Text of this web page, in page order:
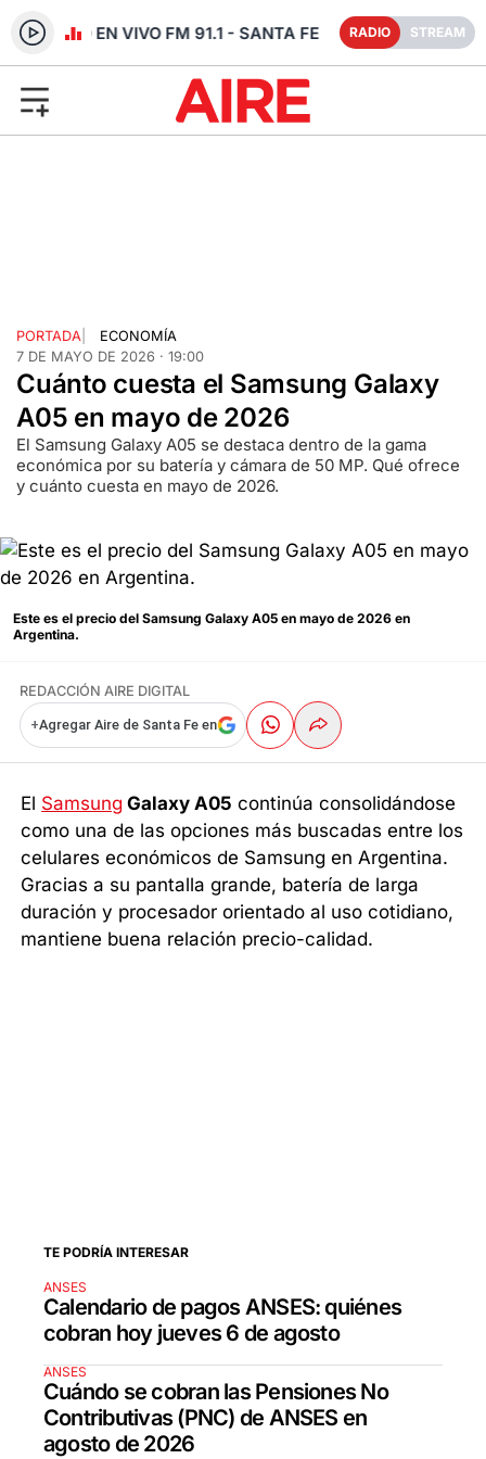
RADIO EN VIVO FM 91.1 - SANTA FE RADIO STREAM
PORTADA
ECONOMÍA
7 DE MAYO DE 2026 · 19:00
Cuánto cuesta el Samsung Galaxy
A05 en mayo de 2026
El Samsung Galaxy A05 se destaca dentro de la gama
económica por su batería y cámara de 50 MP. Qué ofrece
y cuánto cuesta en mayo de 2026.
Este es el precio del Samsung Galaxy A05 en mayo de 2026 en
Argentina.
REDACCIÓN AIRE DIGITAL
+Agregar Aire de Santa Fe en
El Samsung Galaxy A05 continúa consolidándose
como una de las opciones más buscadas entre los
celulares económicos de Samsung en Argentina.
Gracias a su pantalla grande, batería de larga
duración y procesador orientado al uso cotidiano,
mantiene buena relación precio-calidad.
TE PODRÍA INTERESAR
ANSES
Calendario de pagos ANSES: quiénes
cobran hoy jueves 6 de agosto
ANSES
Cuándo se cobran las Pensiones No
Contributivas (PNC) de ANSES en
agosto de 2026